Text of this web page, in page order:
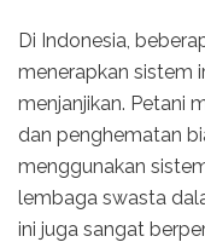
Di Indonesia,
menerapkan sistem
menjanjikan. Petani
dan penghematan
menggunakan
lembaga swasta
ini juga sangat